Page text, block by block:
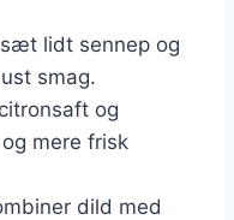
lidt sennep og
smag.
og
mere frisk
dild med